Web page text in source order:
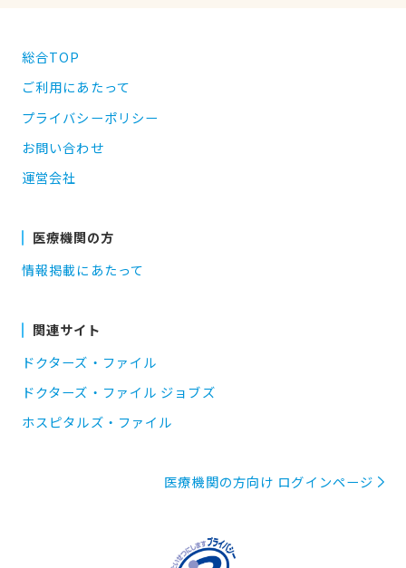
総合TOP
ご利用にあたって
プライバシーポリシー
お問い合わせ
運営会社
医療機関の方
情報掲載にあたって
関連サイト
ドクターズ・ファイル
ドクターズ・ファイル ジョブズ
ホスピタルズ・ファイル
医療機関の方向け ログインページ